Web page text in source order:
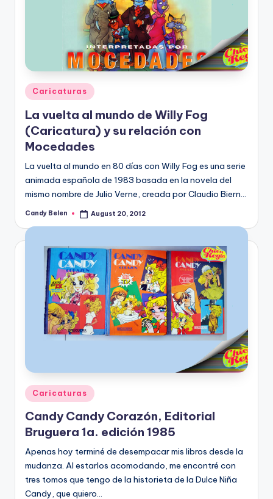
Posted
in
Caricaturas
La vuelta al mundo de Willy Fog
(Caricatura) y su relación con
Mocedades
La vuelta al mundo en 80 días con Willy Fog es una serie
animada española de 1983 basada en la novela del
mismo nombre de Julio Verne, creada por Claudio Biern…
Posted
Candy Belen August 20, 2012
Posted
in
Caricaturas
Candy Candy Corazón, Editorial
Bruguera 1a. edición 1985
Apenas hoy terminé de desempacar mis libros desde la
mudanza. Al estarlos acomodando, me encontré con
tres tomos que tengo de la historieta de la Dulce Niña
Candy, que quiero…